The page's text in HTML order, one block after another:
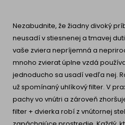
Nezabudnite, že žiadny divoký
neusadí v stiesnenej a tmavej
vaše zviera nepríjemná a
mnoho zvierat úplne vzdá
jednoducho sa usadí vedľa nej.
už spomínaný uhlíkový filter. V
pachy vo vnútri a zároveň
filter + dvierka robí z vnútornej